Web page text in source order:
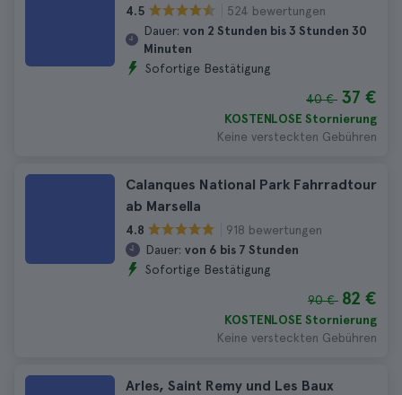
4.5
524 bewertungen
Dauer: von 2 Stunden bis 3 Stunden 30
Minuten
Sofortige Bestätigung
40 € 37 €
KOSTENLOSE Stornierung
Keine versteckten Gebühren
Calanques National Park Fahrradtour
ab Marsella
4.8
918 bewertungen
Dauer: von 6 bis 7 Stunden
Sofortige Bestätigung
90 € 82 €
KOSTENLOSE Stornierung
Keine versteckten Gebühren
Arles, Saint Remy und Les Baux